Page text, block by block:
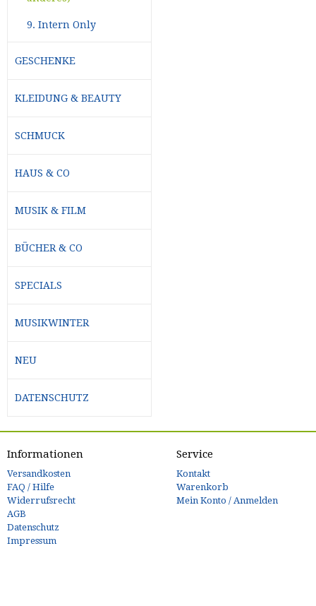
9. Intern Only
GESCHENKE
KLEIDUNG & BEAUTY
SCHMUCK
HAUS & CO
MUSIK & FILM
BÜCHER & CO
SPECIALS
MUSIKWINTER
NEU
DATENSCHUTZ
Informationen
Versandkosten
FAQ / Hilfe
Widerrufsrecht
AGB
Datenschutz
Impressum
Service
Kontakt
Warenkorb
Mein Konto / Anmelden